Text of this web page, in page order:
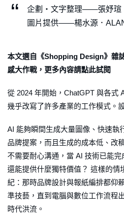
企劃・文字整理——張妤瑄
圖片提供——楊水源．
本文選自《Shopping Design》雜
感大作戰，更多內容請點此試閱
從 2024 年開始，ChatGPT 與各式
幾乎改寫了許多產業的工作模式。
AI 能夠瞬間生成大量圖像、快速執
品牌提案，而且生成的成本低、改
不需要耐心溝通，當 AI 技術已能
還能提供什麼獨特價值？ 這樣的情
紀：那時品牌設計與報紙編排都仰
準技藝，直到電腦與數位工作流程
時代洪流。